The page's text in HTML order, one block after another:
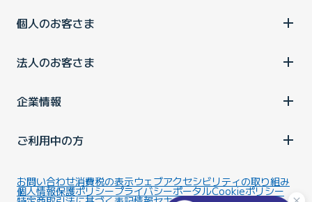
個人のお客さま
法人のお客さま
企業情報
ご利用中の方
お問い合わせ消費税の表示ウェブアクセシビリティの取り組み
個人情報保護ポリシープライバシーポータルCookieポリシー